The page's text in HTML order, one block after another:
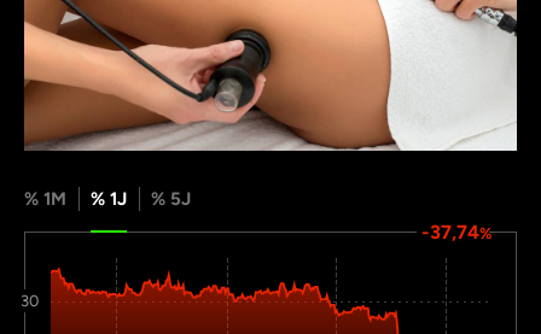
% 1M % 1J % 5J
-37,74%
30